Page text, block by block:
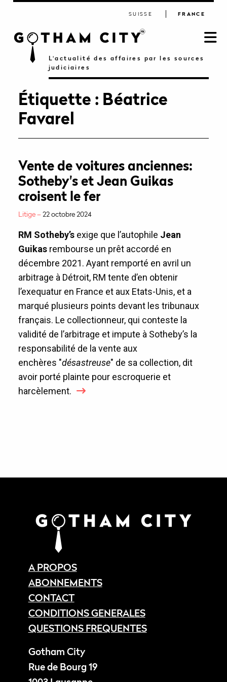
L'actualité des affaires par les sources
judiciaires
SUISSE FRANCE
Étiquette : Béatrice
Favarel
Vente de voitures anciennes:
Sotheby's et Jean Guikas
croisent le fer
Litige –22 octobre 2024
RM Sotheby’sexige que l’autophile Jean
Guikasrembourse un prêt accordé en
décembre 2021. Ayant remporté en avril un
arbitrage à Détroit, RM tente d’en obtenir
l’exequatur en France et aux Etats-Unis, et a
marqué plusieurs points devant les tribunaux
français. Le collectionneur, qui conteste la
validité de l’arbitrage et impute à Sotheby’s la
responsabilité de la vente aux
enchères "désastreuse" de sa collection, dit
avoir porté plainte pour escroquerie et
harcèlement.
A PROPOS
ABONNEMENTS
CONTACT
CONDITIONS GENERALES
QUESTIONS FREQUENTES
Gotham City
Rue de Bourg 19